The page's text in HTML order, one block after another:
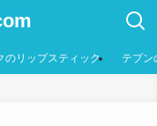
のリップスティック テプン